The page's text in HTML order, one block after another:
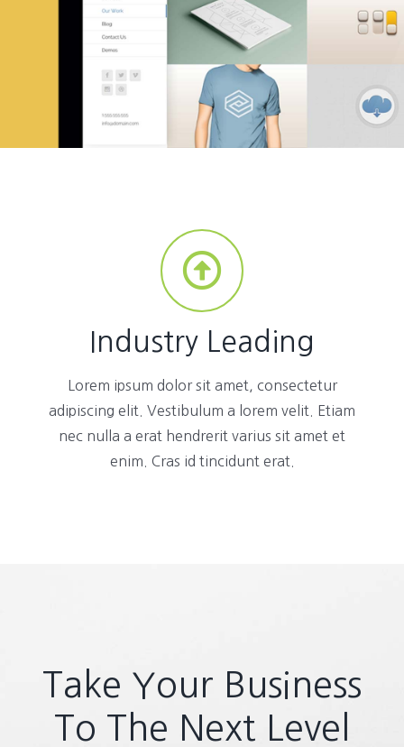
Industry Leading
Lorem ipsum dolor sit amet, consectetur
adipiscing elit. Vestibulum a lorem velit. Etiam
nec nulla a erat hendrerit varius sit amet et
enim. Cras id tincidunt erat.
Take Your Business
To The Next Level